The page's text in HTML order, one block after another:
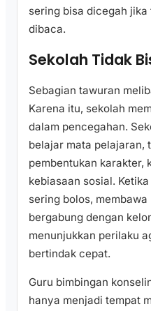
sering bisa dicegah
dibaca.
Sekolah Tidak
Sebagian tawuran
Karena itu, sekolah
dalam pencegahan.
belajar mata pelajaran,
pembentukan karakter,
kebiasaan sosial.
sering bolos,
bergabung dengan
menunjukkan perilaku
bertindak cepat.
Guru bimbingan
hanya menjadi tempat